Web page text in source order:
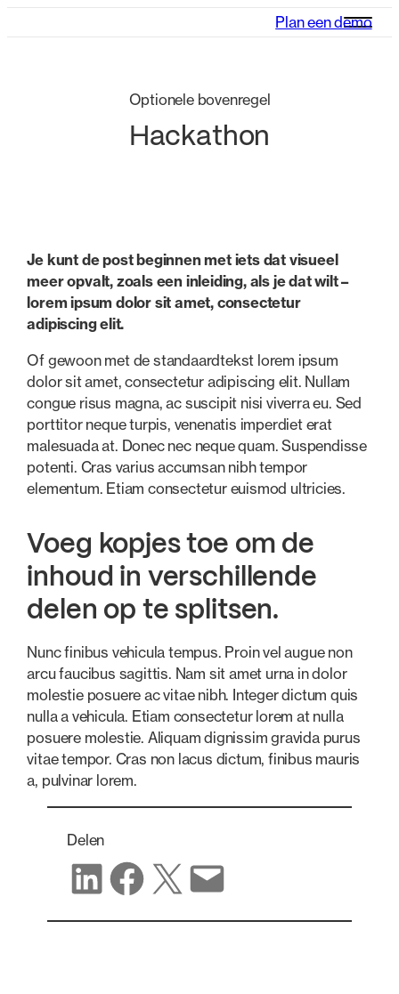
Plan een demo
Optionele bovenregel
Hackathon
Je kunt de post beginnen met iets dat visueel
meer opvalt, zoals een inleiding, als je dat wilt –
lorem ipsum dolor sit amet, consectetur
adipiscing elit.
Of gewoon met de standaardtekst lorem ipsum
dolor sit amet, consectetur adipiscing elit. Nullam
congue risus magna, ac suscipit nisi viverra eu. Sed
porttitor neque turpis, venenatis imperdiet erat
malesuada at. Donec nec neque quam. Suspendisse
potenti. Cras varius accumsan nibh tempor
elementum. Etiam consectetur euismod ultricies.
Voeg kopjes toe om de
inhoud in verschillende
delen op te splitsen.
Nunc finibus vehicula tempus. Proin vel augue non
arcu faucibus sagittis. Nam sit amet urna in dolor
molestie posuere ac vitae nibh. Integer dictum quis
nulla a vehicula. Etiam consectetur lorem at nulla
posuere molestie. Aliquam dignissim gravida purus
vitae tempor. Cras non lacus dictum, finibus mauris
a, pulvinar lorem.
Delen
Delen op LinkedIn
Delen op Facebook
Delen op X Delen via e-mail